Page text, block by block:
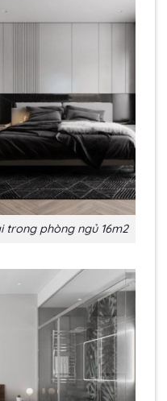
trong phòng ngủ 16m2